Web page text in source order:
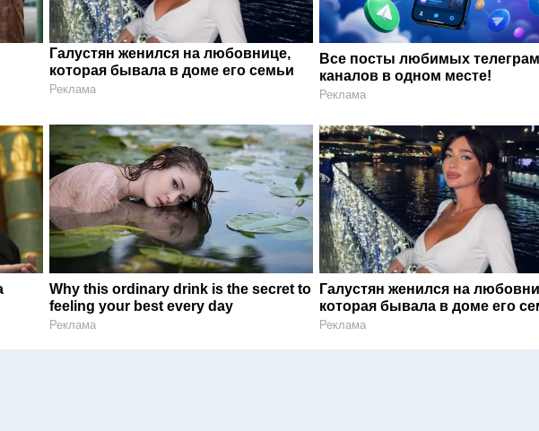
Галустян женился на любовнице,
которая бывала в доме его семьи
Реклама
Все посты любимых
каналов в одном месте!
Реклама
Why this ordinary drink is the secret to
feeling your best every day
Реклама
Галустян женился на
которая бывала в доме его
Реклама